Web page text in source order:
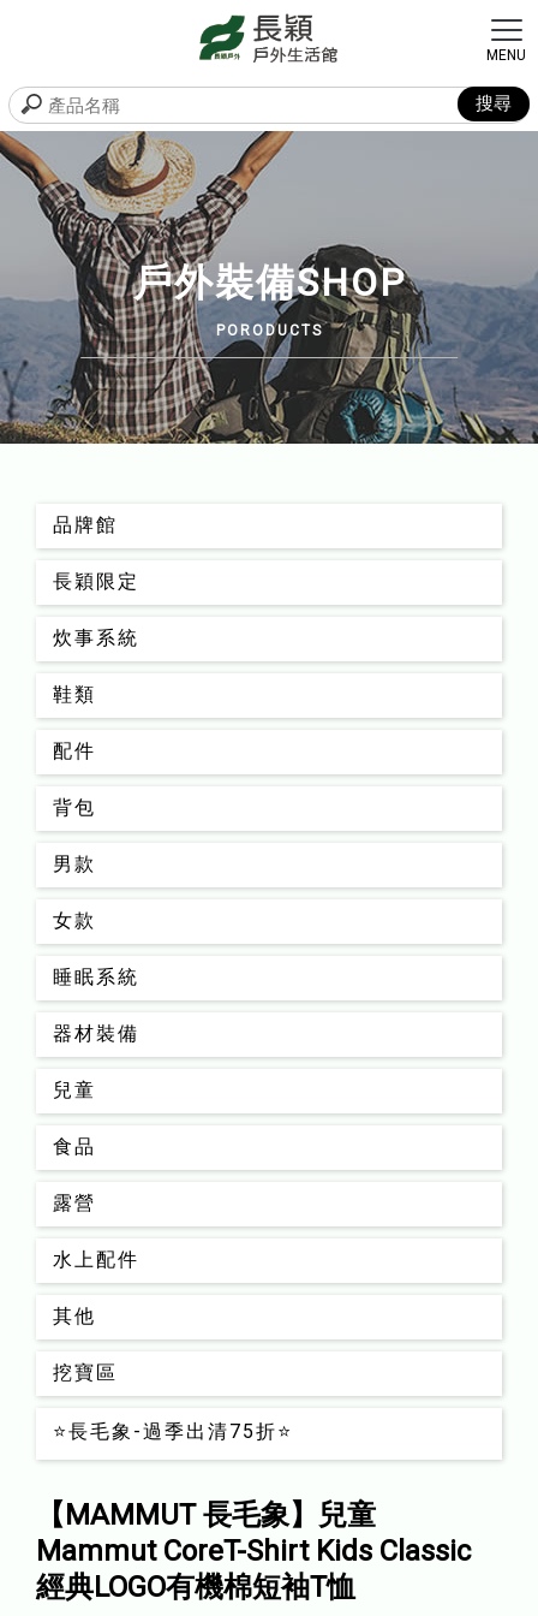
戶外裝備SHOP
品牌館
長穎限定
炊事系統
鞋類
配件
背包
男款
女款
睡眠系統
器材裝備
兒童
食品
露營
水上配件
其他
挖寶區
⭐長毛象-過季出清75折⭐
【MAMMUT 長毛象】兒童
Mammut CoreT-Shirt Kids Classic
經典LOGO有機棉短袖T恤